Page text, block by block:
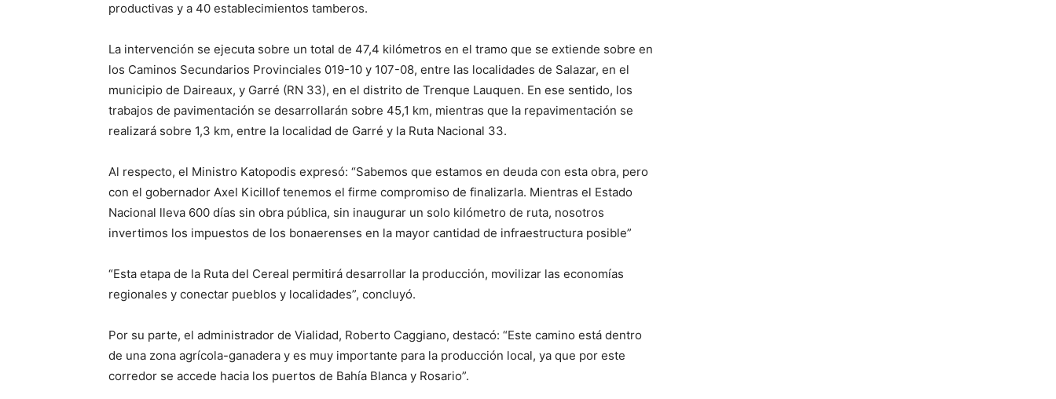
productivas y a 40 establecimientos tamberos.
La intervención se ejecuta sobre un total de 47,4 kilómetros en el tramo que se extiende sobre en
los Caminos Secundarios Provinciales 019-10 y 107-08, entre las localidades de Salazar, en el
municipio de Daireaux, y Garré (RN 33), en el distrito de Trenque Lauquen. En ese sentido, los
trabajos de pavimentación se desarrollarán sobre 45,1 km, mientras que la repavimentación se
realizará sobre 1,3 km, entre la localidad de Garré y la Ruta Nacional 33.
Al respecto, el Ministro Katopodis expresó: “Sabemos que estamos en deuda con esta obra, pero
con el gobernador Axel Kicillof tenemos el firme compromiso de finalizarla. Mientras el Estado
Nacional lleva 600 días sin obra pública, sin inaugurar un solo kilómetro de ruta, nosotros
invertimos los impuestos de los bonaerenses en la mayor cantidad de infraestructura posible”
“Esta etapa de la Ruta del Cereal permitirá desarrollar la producción, movilizar las economías
regionales y conectar pueblos y localidades”, concluyó.
Por su parte, el administrador de Vialidad, Roberto Caggiano, destacó: “Este camino está dentro
de una zona agrícola-ganadera y es muy importante para la producción local, ya que por este
corredor se accede hacia los puertos de Bahía Blanca y Rosario”.